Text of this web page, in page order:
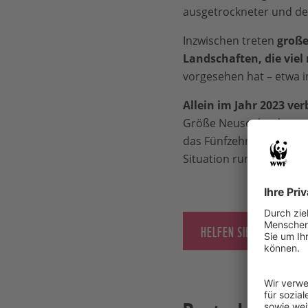
ausgetrockneter und
Inzwischen treten
Landschaften, die
vorgesehen hat – etwa
Allein im Jahr 2023
Größe Neuseelands
das Fünfzehnfachen
Situation rund um den
HELFEN SIE DEM